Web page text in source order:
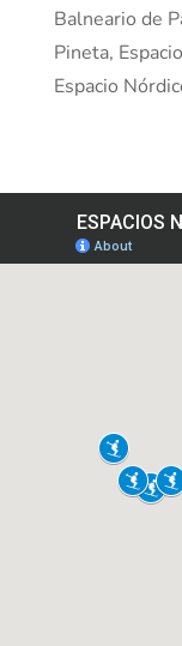
Balneario de
Pineta,
Espacio